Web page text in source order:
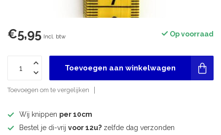
€5,95 Incl. btw Op voorraad
Toevoegen aan winkelwagen
Toevoegen om te vergelijken
Wij knippen per 10cm
Bestel je di-vrij voor 12u? zelfde dag verzonden